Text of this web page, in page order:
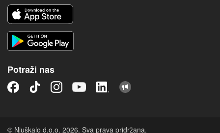
Potraži nas
© Njuškalo d.o.o. 2026. Sva prava pridržana.